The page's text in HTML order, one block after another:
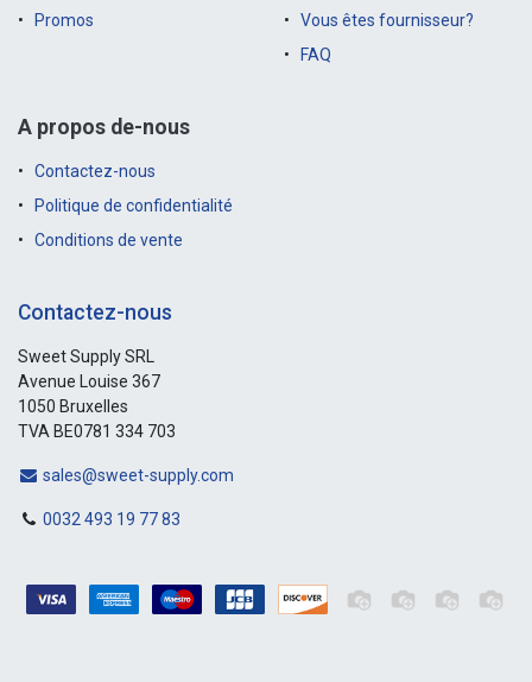
Promos
Vous êtes fournisseur?
FAQ
A propos de-nous
Contactez-nous
Politique de confidentialité
Conditions de vente
Contactez-nous
Sweet Supply SRL
Avenue Louise 367
1050 Bruxelles
TVA BE0781 334 703
sales@sweet-supply.com
0032 493 19 77 83